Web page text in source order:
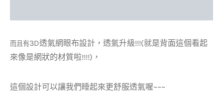
而且有3D透氣網眼布設計，透氣升級!!!(就是背面這個看起
來像是網狀的材質啦!!!!)，
這個設計可以讓我們睡起來更舒服透氣喔~~~